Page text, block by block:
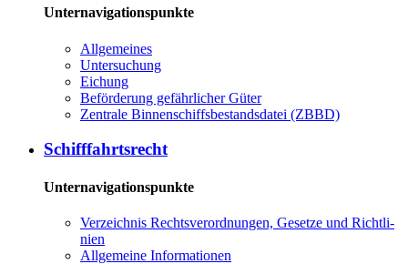
Unternavigationspunkte
All­ge­mei­nes
Un­ter­su­chung
Ei­chung
Be­för­de­rung ge­fähr­li­cher Gü­ter
Zen­tra­le Bin­nen­schiffs­be­stands­da­tei (ZBBD)
Schiff­fahrts­recht
Unternavigationspunkte
Ver­zeich­nis Rechts­ver­ord­nun­gen, Ge­set­ze und Richt­li­
ni­en
All­ge­mei­ne In­for­ma­tio­nen